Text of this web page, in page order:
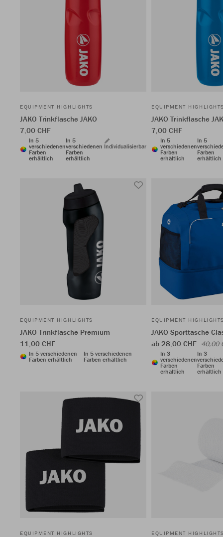
EQUIPMENT HIGHLIGHTS
JAKO Trinkflasche JAKO
7,00 CHF
In 5
verschiedenen
Farben
erhältlich
In 5
verschiedenen
Farben
erhältlich
Individualisierbar
EQUIPMENT
JAKO Trinkflasche
7,00 CHF
In 5
verschiedenen
Farben
erhältlich
In 5
Farben
erhältlich
EQUIPMENT HIGHLIGHTS
JAKO Trinkflasche Premium
11,00 CHF
In 5 verschiedenen
Farben erhältlich
In 5 verschiedenen
Farben erhältlich
EQUIPMENT
JAKO Sporttasche
ab 28,00 CHF 40,00
In 3
verschiedenen
Farben
erhältlich
In 3
Farben
erhältlich
EQUIPMENT HIGHLIGHTS EQUIPMENT